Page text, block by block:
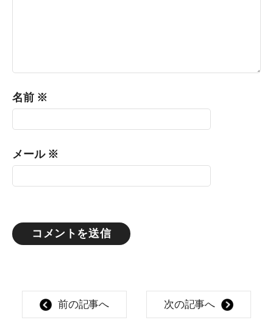
名前 ※
メール ※
前の記事へ 次の記事へ